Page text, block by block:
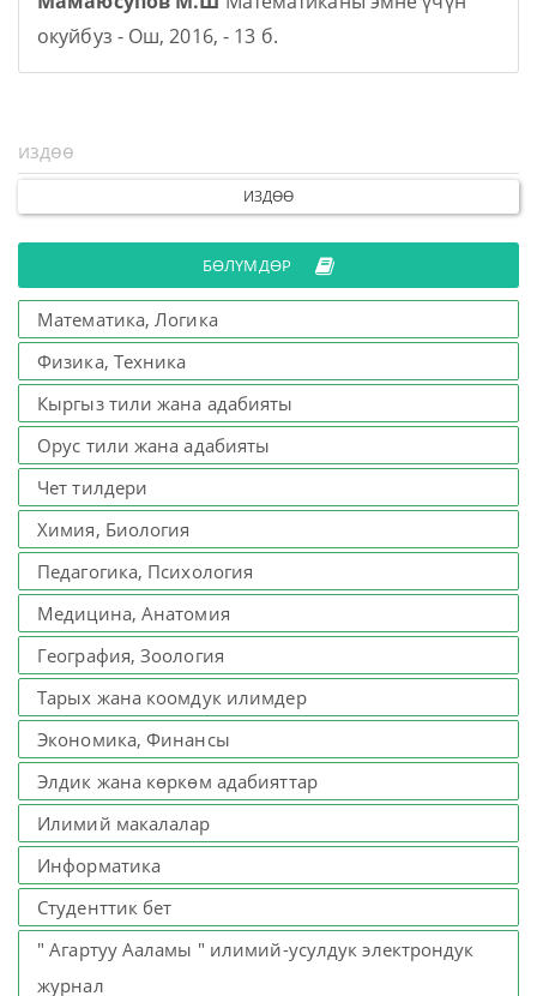
окуйбуз - Ош, 2016, - 13 б.
ИЗДӨӨ
БӨЛҮМДӨР
Математика, Логика
Физика, Техника
Кыргыз тили жана адабияты
Орус тили жана адабияты
Чет тилдери
Химия, Биология
Педагогика, Психология
Медицина, Анатомия
География, Зоология
Тарых жана коомдук илимдер
Экономика, Финансы
Элдик жана көркөм адабияттар
Илимий макалалар
Информатика
Студенттик бет
" Агартуу Ааламы " илимий-усулдук электрондук
журнал